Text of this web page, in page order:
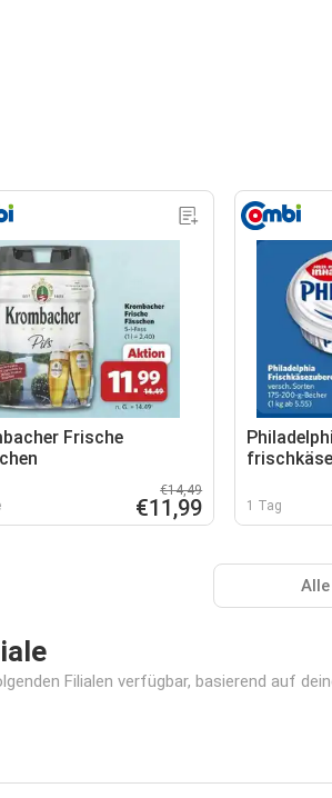
Frische
€14,49
€11,99 1 Tag
Filialen verfügbar, basierend auf